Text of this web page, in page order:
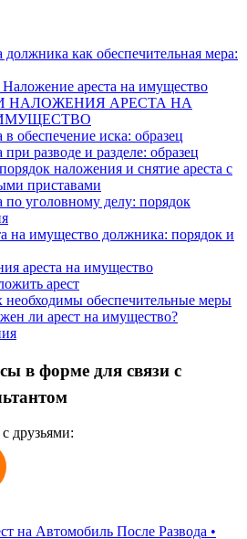
как обеспечительная мера:
ареста на имущество
НАЛОЖЕНИЯ АРЕСТА НА
обеспечение иска: образец
разводе и разделе: образец
наложения и снятие ареста с
приставами
по уголовному делу: порядок
на имущество должника: порядок и
ареста на имущество
арест
необходимы обеспечительные меры
ли арест на имущество?
в форме для связи с
друзьями:
на Автомобиль После Развода •